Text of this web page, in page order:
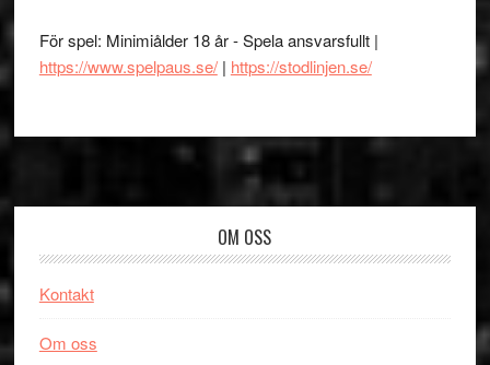
För spel: Minimiålder 18 år - Spela ansvarsfullt |
https://www.spelpaus.se/| https://stodlinjen.se/
OM OSS
Kontakt
Om oss